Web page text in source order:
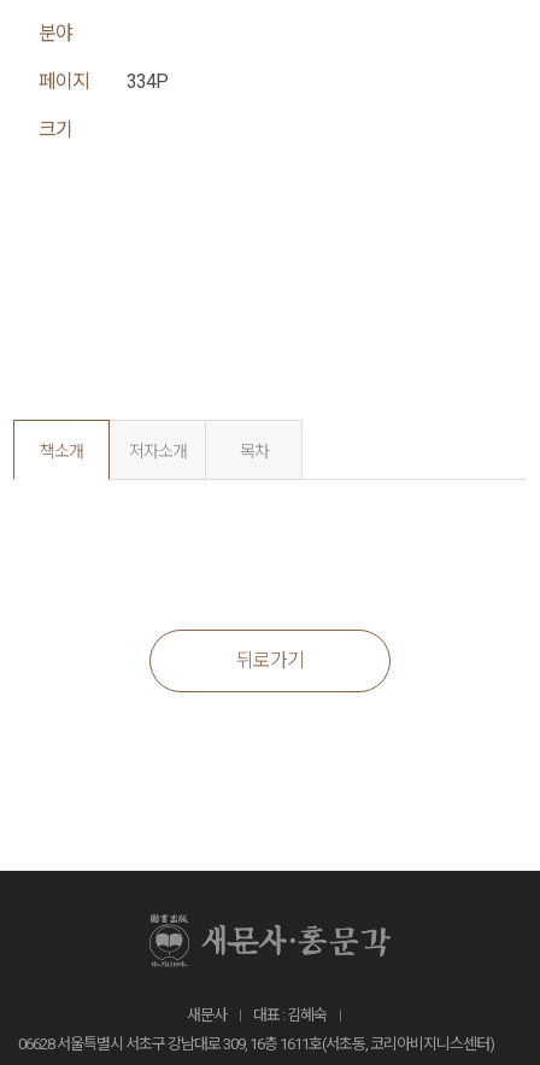
분야
페이지 334P
크기
책소개 저자소개 목차
뒤로가기
새문사
대표 : 김혜숙
06628 서울특별시 서초구 강남대로 309, 16층 1611호(서초동, 코리아비지니스센터)